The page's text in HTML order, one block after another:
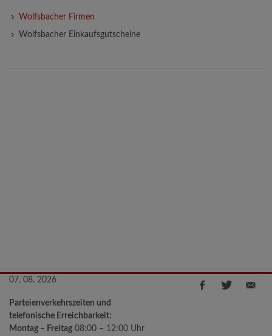
Wolfsbacher Firmen
Wolfsbacher Einkaufsgutscheine
07. 08. 2026
Parteienverkehrszeiten und
telefonische Erreichbarkeit:
Montag – Freitag 08:00 – 12:00 Uhr